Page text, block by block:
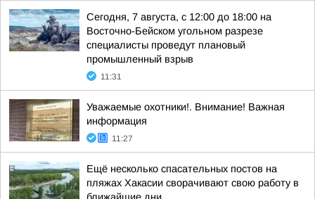
Сегодня, 7 августа, с 12:00 до 18:00 на
Восточно-Бейском угольном разрезе
специалисты проведут плановый
промышленный взрыв
11:31
Уважаемые охотники!. Внимание! Важная
информация
11:27
Ещё несколько спасательных постов на
пляжах Хакасии сворачивают свою работу в